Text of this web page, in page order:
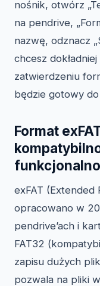
nośnik, otwórz
na pendrive,
nazwę, odznacz
chcesz
zatwierdzeniu
będzie gotowy
Format
exFAT (Extended
opracowano w
pendrive’ach i
FAT32
zapisu dużych
pozwala na pliki